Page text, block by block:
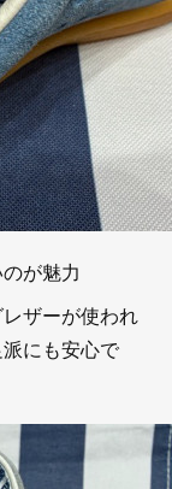
が魅力
ザーが使われ
にも安心で